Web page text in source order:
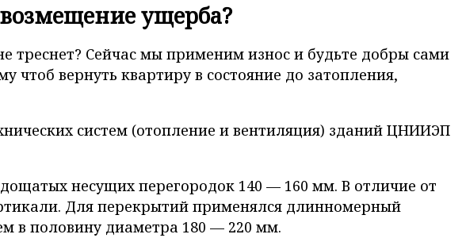
ущерба?
треснет? Сейчас мы применим износ и будьте добры сами
чтоб вернуть квартиру в состояние до затопления,
систем (отопление и вентиляция) зданий ЦНИИЭП
несущих перегородок 140 — 160 мм. В отличие от
Для перекрытий применялся длинномерный
в половину диаметра 180 — 220 мм.